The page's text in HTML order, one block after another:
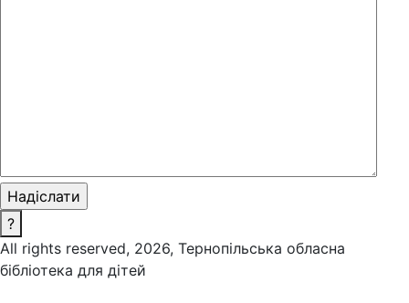
?
All rights reserved, 2026, Тернопільська обласна
бібліотека для дітей